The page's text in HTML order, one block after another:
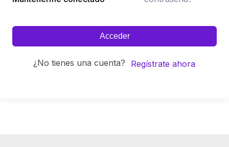
Acceder
¿No tienes una cuenta? Regístrate ahora